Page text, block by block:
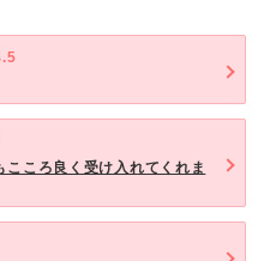
ころ良く受け入れてくれま